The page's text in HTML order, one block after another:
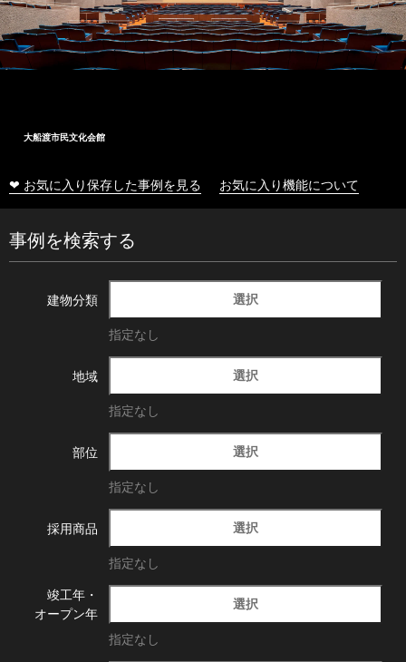
大船渡市民文化会館
❤ お気に入り保存した事例を見る お気に入り機能について
事例を検索する
建物分類 選択
指定なし
地域 選択
指定なし
部位 選択
指定なし
採用商品 選択
指定なし
竣工年・
オープン年
選択
指定なし